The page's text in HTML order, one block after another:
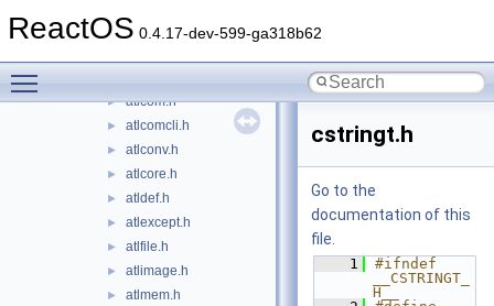
ReactOS 0.4.17-dev-599-ga318b62
► atlalloc.h
► atlcom.h
► atlcomcli.h
► atlconv.h
► atlcore.h
► atldef.h
► atlexcept.h
► atlfile.h
► atlimage.h
► atlmem.h
cstringt.h
Go to the
documentation of this
file.
    1
#ifndef
__CSTRINGT_
H__